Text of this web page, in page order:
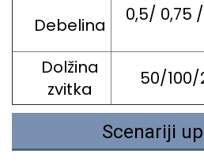
Debelina
0,5/ 0,75
Dolžina
zvitka
50/
Scenariji